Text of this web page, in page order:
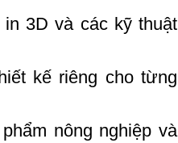
3D và các kỹ thuật
kế riêng cho từng
nông nghiệp và